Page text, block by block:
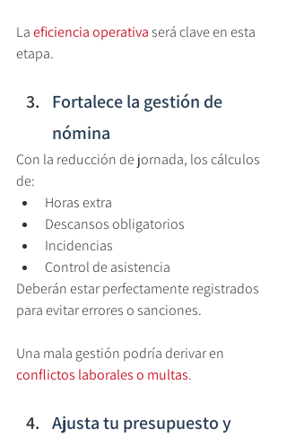
La eficiencia operativa será clave en esta
etapa.
Fortalece la gestión de
nómina
Con la reducción de jornada, los cálculos
de:
Horas extra
Descansos obligatorios
Incidencias
Control de asistencia
Deberán estar perfectamente registrados
para evitar errores o sanciones.
Una mala gestión podría derivar en
conflictos laborales o multas.
Ajusta tu presupuesto y